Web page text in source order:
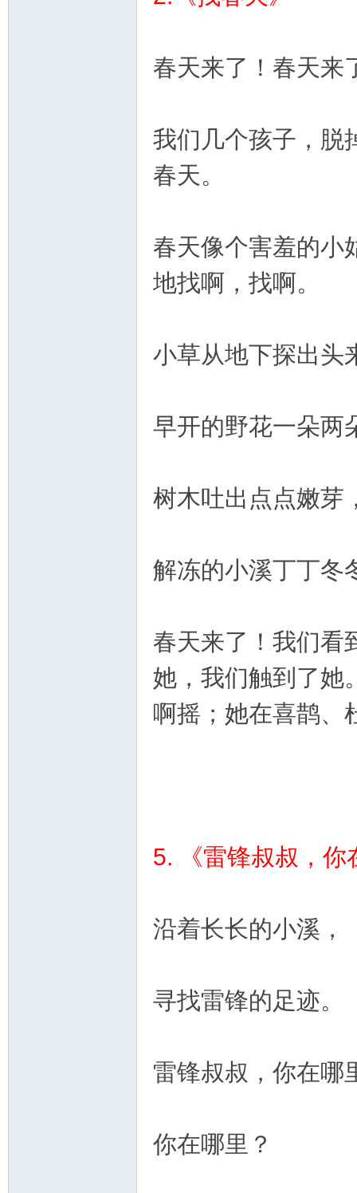
春天来了！春天来
我们几个孩子，脱
春天。
春天像个害羞的小
地找啊，找啊。
小草从地下探出头
早开的野花一朵两
树木吐出点点嫩芽
解冻的小溪丁丁冬
春天来了！我们看
她，我们触到了她
啊摇；她在喜鹊
5. 《雷锋叔叔，你
沿着长长的小溪，
寻找雷锋的足迹。
雷锋叔叔，你在哪
你在哪里？